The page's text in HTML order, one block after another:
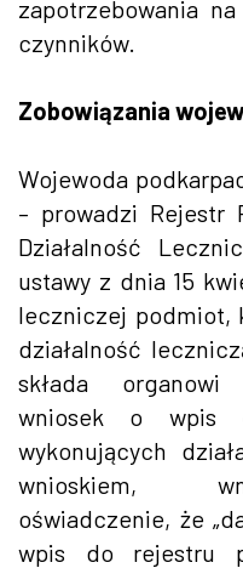
zapotrzebowania
czynników.
Zobowiązania
Wojewoda
– prowadzi Rejestr
Działalność
ustawy z dnia 15
leczniczej podmiot,
działalność
składa organowi
wniosek o wpis
wykonujących
wnioskiem,
oświadczenie, że
wpis do rejestru